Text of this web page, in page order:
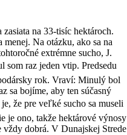
na 33-tisíc hektároch.
Na otázku, ako sa na
extrémne sucho, J.
som raz jeden vtip. Predsedu
rok. Vraví: Minulý bol
sa bojíme, aby ten súčasný
že pre veľké sucho sa museli
je ono, takže hektárové výnosy
dobrá. V Dunajskej Strede